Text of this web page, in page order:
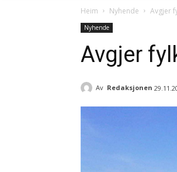
Heim Nyhende Avgjer
Nyhende
Avgjer
Av Redaksjonen